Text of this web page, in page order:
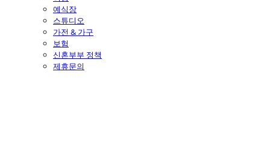
예식장
스튜디오
가전 & 가구
보험
신혼부부 정책
제휴문의